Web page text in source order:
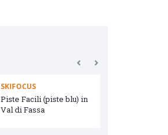
SKIFOCUS
Piste Facili (piste blu) in
Val di Fassa